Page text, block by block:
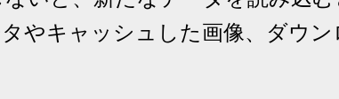
やキャッシュした画像、ダウン